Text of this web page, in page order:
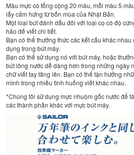
Màu mực có tổng cộng 20 màu, mỗi màu 5
lấy cảm hứng từ bốn mùa của Nhật Bản.
Một loại bút đánh dấu đôi với loại cọ có độ
hảo để viết chi tiết.
Bạn có thể thưởng thức các kết cấu khác
dụng trong bút máy.
Bạn có thể sử dụng nó với bút máy, hoặc
bút lông nước dễ dàng hơn trong những ngày
chữ viết tay tăng lên. Bạn có thể tận hưởng
mình trong nhiều tình huống viết khác nhau.
*Chúng tôi sử dụng mực nhuộm gốc nước để
các thành phần khác với mực bút máy.